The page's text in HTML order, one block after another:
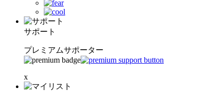
サポート
プレミアムサポーター
x